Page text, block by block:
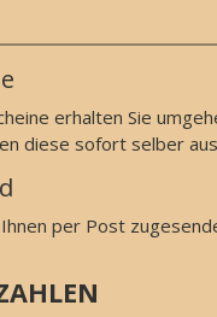
erhalten Sie
diese sofort selber
per Post